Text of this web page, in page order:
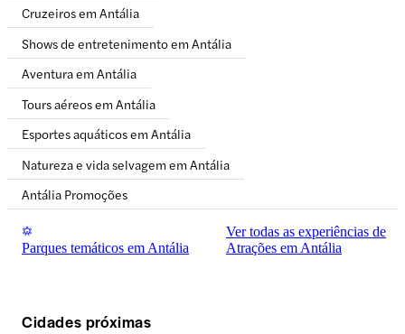
Cruzeiros em Antália
Shows de entretenimento em Antália
Aventura em Antália
Tours aéreos em Antália
Esportes aquáticos em Antália
Natureza e vida selvagem em Antália
Antália Promoções
Parques temáticos em Antália
Ver todas as experiências de
Atrações em Antália
Cidades próximas